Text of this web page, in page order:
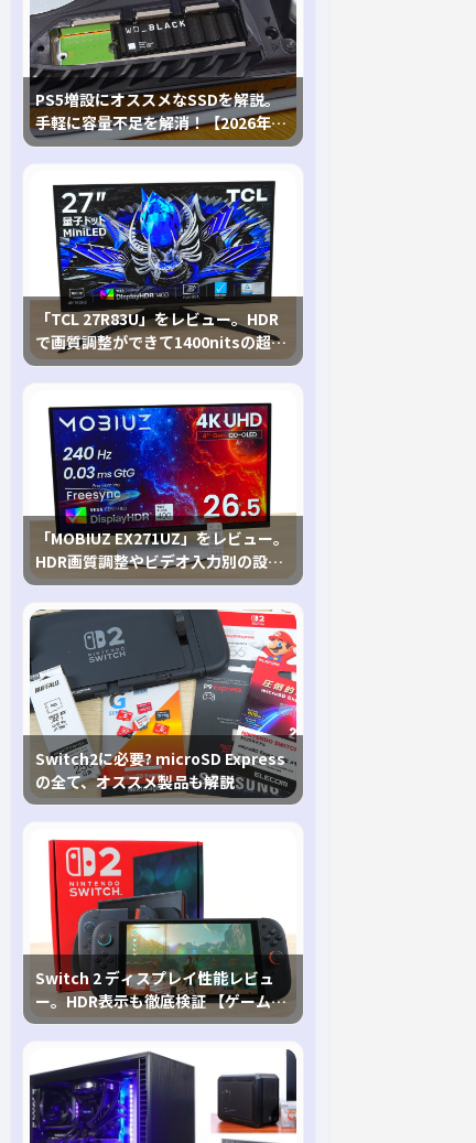
PS5増設にオススメなSSDを解説。
手軽に容量不足を解消！【2026年最
新、PS5 Proにも対応】
「TCL 27R83U」をレビュー。HDR
で画質調整ができて1400nitsの超高
輝度も発揮！
「MOBIUZ EX271UZ」をレビュー。
HDR画質調整やビデオ入力別の設定
が可能な4K有機ELゲーミングモニタ
を徹底検証
Switch2に必要? microSD Express
の全て、オススメ製品も解説
Switch 2 ディスプレイ性能レビュ
ー。HDR表示も徹底検証 【ゲームに
おけるHDRの未来を切り開く1台！】